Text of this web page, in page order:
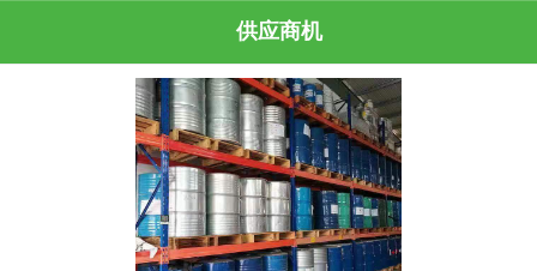
供应商机